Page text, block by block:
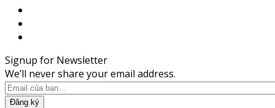
Signup for Newsletter
We’ll never share your email address.
Đăng ký